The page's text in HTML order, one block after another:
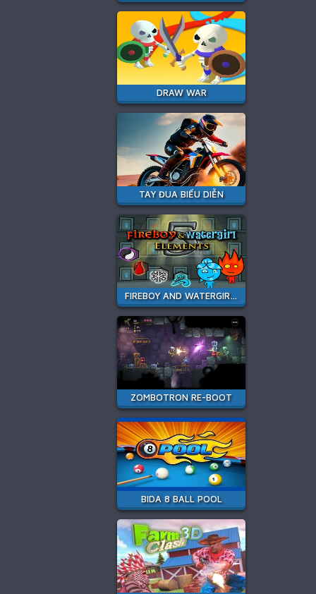
DRAW WAR
TAY ĐUA BIỂU DIỄN
FIREBOY AND WATERGIRL 5 ELEMENTS
ZOMBOTRON RE-BOOT
BIDA 8 BALL POOL